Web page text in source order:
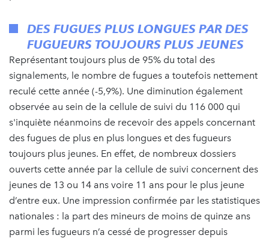
DES FUGUES PLUS LONGUES PAR DES
FUGUEURS TOUJOURS PLUS JEUNES
Représentant toujours plus de 95% du total des
signalements, le nombre de fugues a toutefois nettement
reculé cette année (-5,9%). Une diminution également
observée au sein de la cellule de suivi du 116 000 qui
s'inquiète néanmoins de recevoir des appels concernant
des fugues de plus en plus longues et des fugueurs
toujours plus jeunes. En effet, de nombreux dossiers
ouverts cette année par la cellule de suivi concernent des
jeunes de 13 ou 14 ans voire 11 ans pour le plus jeune
d’entre eux. Une impression confirmée par les statistiques
nationales : la part des mineurs de moins de quinze ans
parmi les fugueurs n’a cessé de progresser depuis